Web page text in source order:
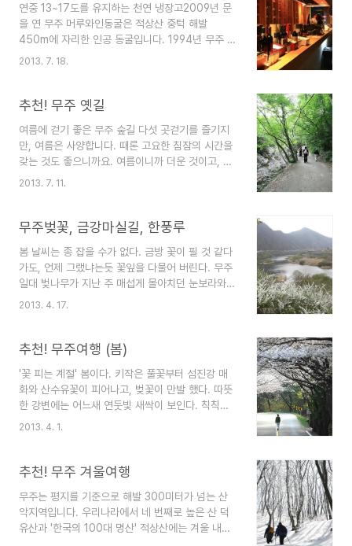
굴이 그곳. 아울러 여름이 없는 무주의 시원한 명소
들을 소개한다. 연중 13~17도를 유지하는 천연 냉
장고, 머루와인동굴 연중 13~17도를 유지하는 천연
냉장고가 있다. 지난 2009년 문을 연 무주 적상산
양수발전소 ..
연중 13~17도를 유지하는 천연 냉장고2009년 문
을 연 무주 머루와인동굴은 적상산 중턱 해발
450m에 자리한 인공 동굴입니다. 1994년 무주 양
수발전소 건립 당시 작업터널로 사용했던 높이
된 곳은 약 300 미터입니다. 무엇보다 이 터널의
와인숙성과 저장시설로는 최고라고 합니다. 더운 날
가면 최고입니다. 한여름에도 서늘할 정도니까요.
터널입구에서부터 빼곡히 들어 찬 5천여 병의 머루
와인은 이곳을 찾는 여행자들에게 시음과 판매용으
색 지대가 아..
2013. 7. 18.
추천! 무주 옛길
여름에 걷기 좋은 무주 숲길 다섯 곳걷기를 즐기지
만, 여름은 사양합니다. 때론 고요한 침잠의 시간을
갖는 것도 좋으니까요. 여름이니까 더운 것이고, 오
락가락하는 장맛비에 습한 기운은 걷기에 그리 좋은
주의 걷기 좋은 숲길 다섯 곳을 소개합니다. 모두 시
천동 백련사 가는 길무주와 구천동은 한몸이 된지
오래입니다. 무주는 몰라도 무주구천동은 안다는 말
이 있을 정도니까요. 무주구천동에는 그 이름에 걸
맞는 33경이 있습니다. 제1경인 라제통문을 시작으
힘들지만 구천동의 대..
2013. 7. 11.
무주벚꽃, 금강마실길, 한풍루
봄 날씨는 종 잡을 수가 없다. 금방 꽃이 필 것 같다
가도, 언제 그랬냐는듯 꽃잎을 다물어 버린다. 무주
일대 벚나무가 지난 주 매섭게 몰아치던 눈보라와
비바람을 견디고 이제야 꽃을 피웠다. 다른 동네는
풍루 벚꽃을 보고 왔다. 금강마실길의 오늘 현재 상
가장 아름다운 풍경이다. 연둣빛 금강과 울긋불긋한
봄꽃이 가득하다. 이제야 봄 답다. 무주의 또 다른
벚꽃 명소, 한풍루 전주 한벽당, 남원 광한루와 함께
호남 3대 누각 중 하나라고 한다. 무주터미널 맞은
찾..
2013. 4. 17.
추천! 무주여행 (봄)
'꽃 피는 계절' 봄이다. 키작은 풀꽃부터 섬진강 매
화와 산수유꽃이 피어나고, 벚꽃이 만발 했다. 따뜻
한 강변에는 어느새 연둣빛 새싹이 보인다. 칙칙한
겨울옷을 갈아입는 중이다. 봄은 순식간에 지나간
중로 벚꽃이 다 떨어져야 마이산 벚꽃이 핀다"는 말
한 봄날 걷기 좋은 길과 무주의 봄꽃 명소를 소개한
다. 무주구천동 벚꽃길 산 깊은 골짜기가 많은 무주
는 낮과 밤의 기온차가 커서 벚꽃의 개화가 많이 늦
2013. 4. 1.
추천! 무주 겨울여행
무주는 평지를 기준으로 해발 300미터가 넘는 산
악지역입니다. 우리나라에서 네 번째로 높은 산 덕
유산과 '한국의 100대 명산' 적상산에는 겨울 내내